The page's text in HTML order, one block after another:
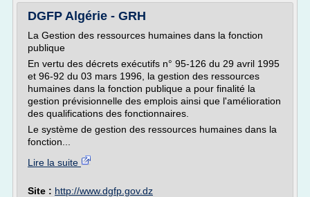
DGFP Algérie - GRH
La Gestion des ressources humaines dans la fonction
publique
En vertu des décrets exécutifs n° 95-126 du 29 avril 1995
et 96-92 du 03 mars 1996, la gestion des ressources
humaines dans la fonction publique a pour finalité la
gestion prévisionnelle des emplois ainsi que l'amélioration
des qualifications des fonctionnaires.
Le système de gestion des ressources humaines dans la
fonction...
Lire la suite
Site : http://www.dgfp.gov.dz